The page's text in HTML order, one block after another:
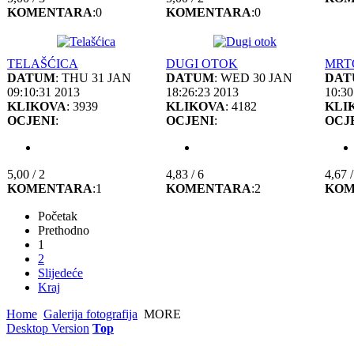
KOMENTARA:0
KOMENTARA:0
TELAŠĆICA
DATUM: THU 31 JAN
09:10:31 2013
KLIKOVA: 3939
OCJENI:
5,00 / 2
KOMENTARA:1
DUGI OTOK
DATUM: WED 30 JAN
18:26:23 2013
KLIKOVA: 4182
OCJENI:
4,83 / 6
KOMENTARA:2
4,67
Početak
Prethodno
1
2
Slijedeće
Kraj
Home Galerija fotografija MORE
Desktop Version Top